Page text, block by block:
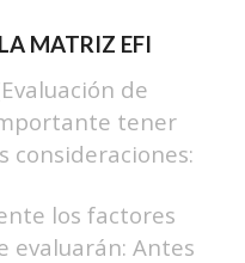
MATRIZ EFI
de
tener
consideraciones:
los factores
evaluarán: Antes